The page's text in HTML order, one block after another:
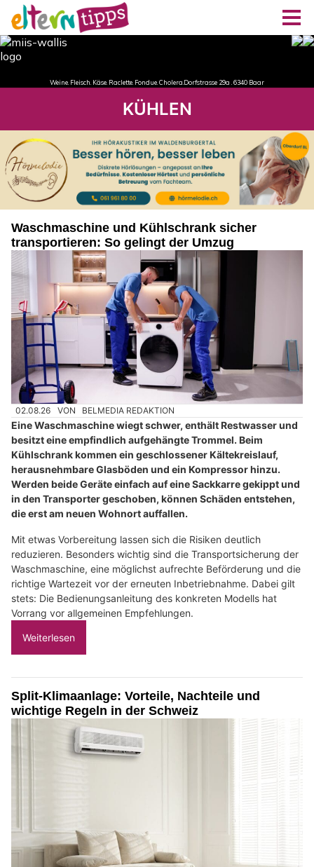
KÜHLEN
Waschmaschine und Kühlschrank sicher
transportieren: So gelingt der Umzug
02.08.26 VON BELMEDIA REDAKTION
Eine Waschmaschine wiegt schwer, enthält Restwasser und
besitzt eine empfindlich aufgehängte Trommel. Beim
Kühlschrank kommen ein geschlossener Kältekreislauf,
herausnehmbare Glasböden und ein Kompressor hinzu.
Werden beide Geräte einfach auf eine Sackkarre gekippt und
in den Transporter geschoben, können Schäden entstehen,
die erst am neuen Wohnort auffallen.
Mit etwas Vorbereitung lassen sich die Risiken deutlich
reduzieren. Besonders wichtig sind die Transportsicherung der
Waschmaschine, eine möglichst aufrechte Beförderung und die
richtige Wartezeit vor der erneuten Inbetriebnahme. Dabei gilt
stets: Die Bedienungsanleitung des konkreten Modells hat
Vorrang vor allgemeinen Empfehlungen.
Weiterlesen
Split-Klimaanlage: Vorteile, Nachteile und
wichtige Regeln in der Schweiz